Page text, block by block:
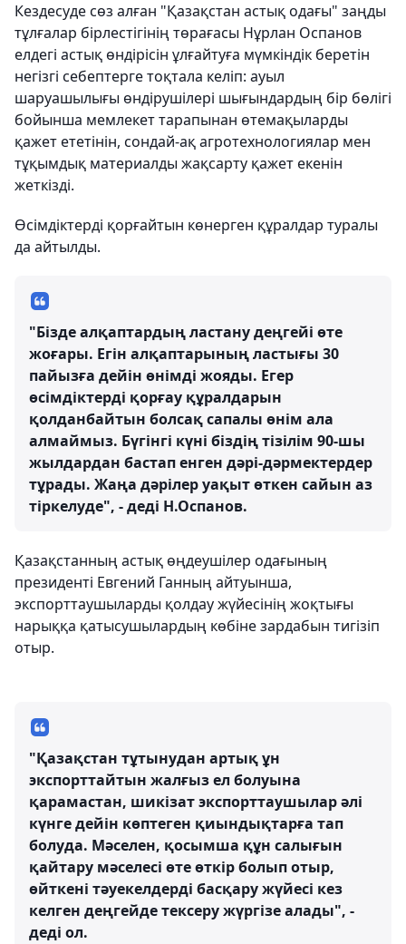
Кездесуде сөз алған "Қазақстан астық одағы" заңды
тұлғалар бірлестігінің төрағасы Нұрлан Оспанов
елдегі астық өндірісін ұлғайтуға мүмкіндік беретін
негізгі себептерге тоқтала келіп: ауыл
шаруашылығы өндірушілері шығындардың бір бөлігі
бойынша мемлекет тарапынан өтемақыларды
қажет ететінін, сондай-ақ агротехнологиялар мен
тұқымдық материалды жақсарту қажет екенін
жеткізді.
Өсімдіктерді қорғайтын көнерген құралдар туралы
да айтылды.
"Бізде алқаптардың ластану деңгейі өте
жоғары. Егін алқаптарының ластығы 30
пайызға дейін өнімді жояды. Егер
өсімдіктерді қорғау құралдарын
қолданбайтын болсақ сапалы өнім ала
алмаймыз. Бүгінгі күні біздің тізілім 90-шы
жылдардан бастап енген дәрі-дәрмектердер
тұрады. Жаңа дәрілер уақыт өткен сайын аз
тіркелуде", - деді Н.Оспанов.
Қазақстанның астық өңдеушілер одағының
президенті Евгений Ганның айтуынша,
экспорттаушыларды қолдау жүйесінің жоқтығы
нарыққа қатысушылардың көбіне зардабын тигізіп
отыр.
"Қазақстан тұтынудан артық ұн
экспорттайтын жалғыз ел болуына
қарамастан, шикізат экспорттаушылар әлі
күнге дейін көптеген қиындықтарға тап
болуда. Мәселен, қосымша құн салығын
қайтару мәселесі өте өткір болып отыр,
өйткені тәуекелдерді басқару жүйесі кез
келген деңгейде тексеру жүргізе алады", -
деді ол.